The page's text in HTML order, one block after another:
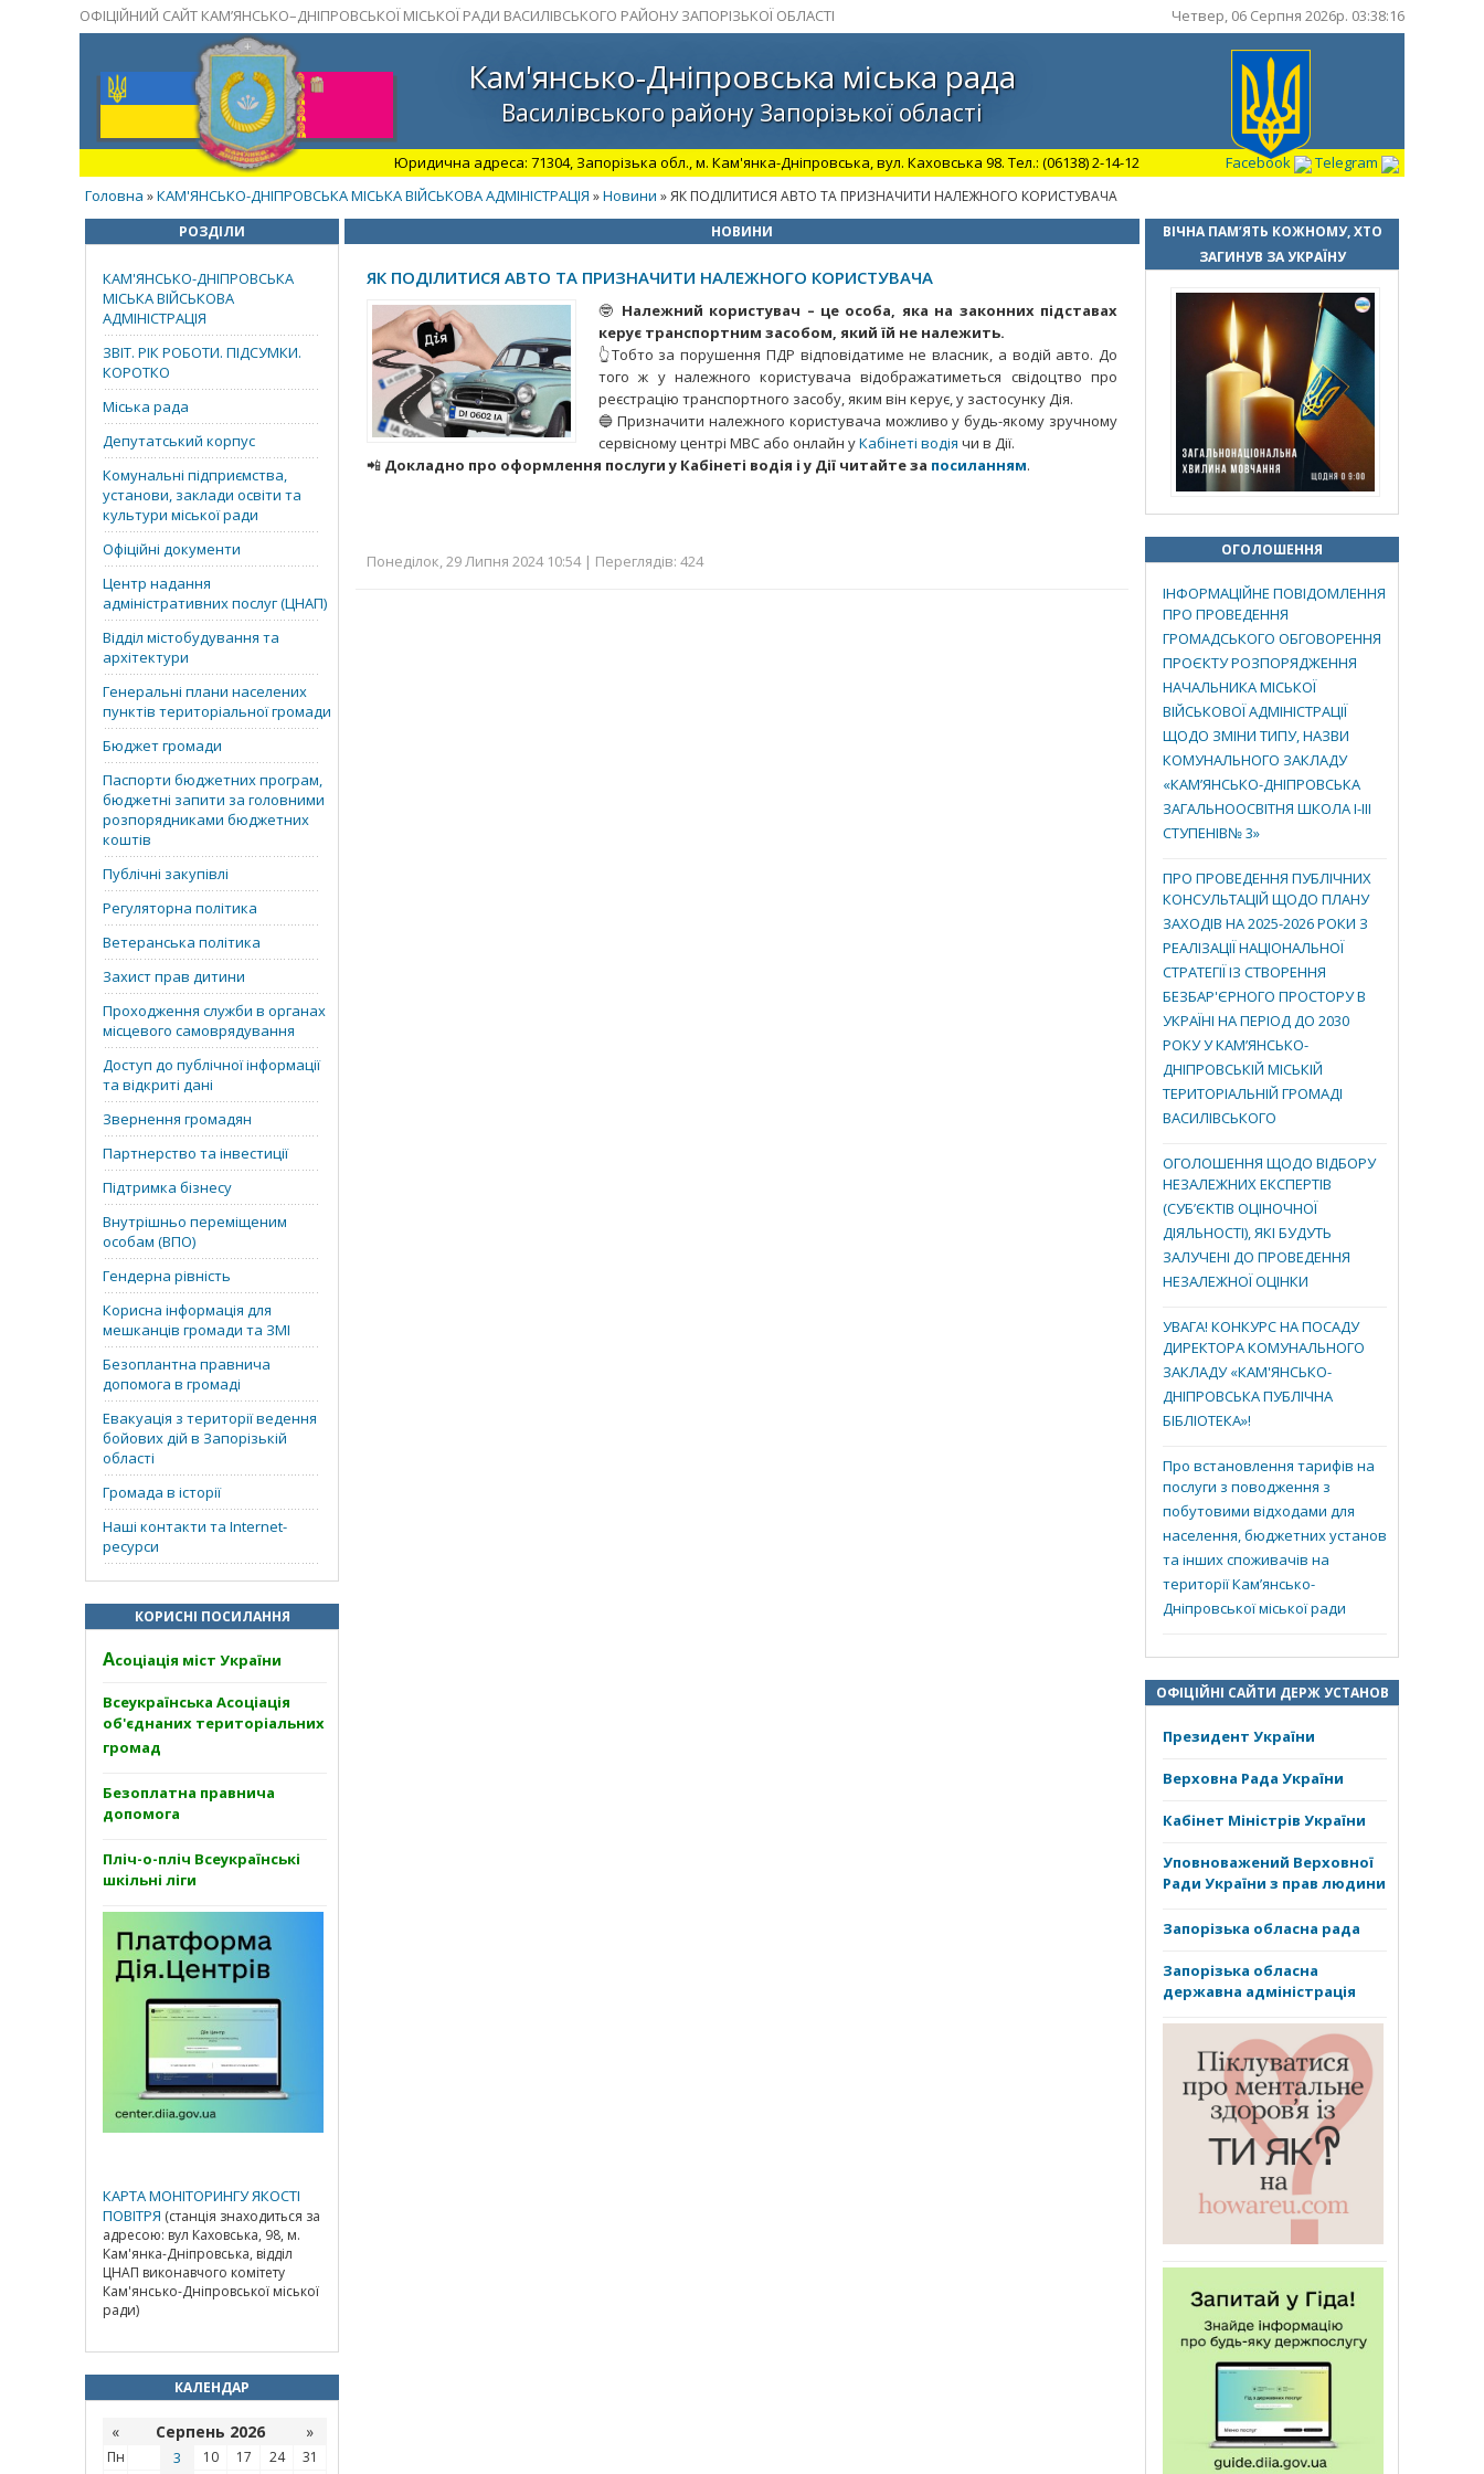
ОФІЦІЙНИЙ САЙТ КАМ’ЯНСЬКО–ДНІПРОВСЬКОЇ МІСЬКОЇ РАДИ ВАСИЛІВСЬКОГО РАЙОНУ ЗАПОРІЗЬКОЇ ОБЛАСТІ Четвер, 06 Серпня 2026р. 03:38:17
Кам'янсько-Дніпровська міська рада
Василівського району Запорізької області
Юридична адреса: 71304, Запорізька обл., м. Кам'янка-Дніпровська, вул. Каховська 98. Тел.: (06138) 2-14-12 Facebook
Telegram
Головна »КАМ'ЯНСЬКО-ДНІПРОВСЬКА МІСЬКА ВІЙСЬКОВА АДМІНІСТРАЦІЯ »Новини » ЯК ПОДІЛИТИСЯ АВТО ТА ПРИЗНАЧИТИ НАЛЕЖНОГО КОРИСТУВАЧА
РОЗДІЛИ
КАМ'ЯНСЬКО-ДНІПРОВСЬКА
МІСЬКА ВІЙСЬКОВА
АДМІНІСТРАЦІЯ
ЗВІТ. РІК РОБОТИ. ПІДСУМКИ.
КОРОТКО
Міська рада
Депутатський корпус
Комунальні підприємства,
установи, заклади освіти та
культури міської ради
Офіційні документи
Центр надання
адміністративних послуг (ЦНАП)
Відділ містобудування та
архітектури
Генеральні плани населених
пунктів територіальної громади
Бюджет громади
Паспорти бюджетних програм,
бюджетні запити за головними
розпорядниками бюджетних
коштів
Публічні закупівлі
Регуляторна політика
Ветеранська політика
Захист прав дитини
Проходження служби в органах
місцевого самоврядування
Доступ до публічної інформації
та відкриті дані
Звернення громадян
Партнерство та інвестиції
Підтримка бізнесу
Внутрішньо переміщеним
особам (ВПО)
Гендерна рівність
Корисна інформація для
мешканців громади та ЗМІ
Безоплантна правнича
допомога в громаді
Евакуація з території ведення
бойових дій в Запорізькій
області
Громада в історії
Наші контакти та Internet-
ресурси
КОРИСНІ ПОСИЛАННЯ
Асоціація міст України
Всеукраїнська Асоціація
об'єднаних територіальних
громад
Безоплатна правнича
допомога
Пліч-о-пліч Всеукраїнські
шкільні ліги
КАРТА МОНІТОРИНГУ ЯКОСТІ
ПОВІТРЯ (станція знаходиться за
адресою: вул Каховська, 98, м.
Кам'янка-Дніпровська, відділ
ЦНАП виконавчого комітету
Кам'янсько-Дніпровської міської
ради)
КАЛЕНДАР
« Серпень 2026 »
Пн 3 10 17 24
31
НОВИНИ
ЯК ПОДІЛИТИСЯ АВТО ТА ПРИЗНАЧИТИ НАЛЕЖНОГО КОРИСТУВАЧА
🤓 Належний користувач – це особа, яка на законних підставах
керує транспортним засобом, який їй не належить.
👆Тобто за порушення ПДР відповідатиме не власник, а водій авто. До
того ж у належного користувача відображатиметься свідоцтво про
реєстрацію транспортного засобу, яким він керує, у застосунку Дія.
🔵 Призначити належного користувача можливо у будь-якому зручному
сервісному центрі МВС або онлайн уКабінеті водія чи в Дії.
📲 Докладно про оформлення послуги у Кабінеті водія і у Дії читайте за посиланням.
Понеділок, 29 Липня 2024 10:54 | Переглядів: 424
ВІЧНА ПАМ’ЯТЬ КОЖНОМУ, ХТО
ЗАГИНУВ ЗА УКРАЇНУ
ОГОЛОШЕННЯ
ІНФОРМАЦІЙНЕ ПОВІДОМЛЕННЯ
ПРО ПРОВЕДЕННЯ
ГРОМАДСЬКОГО ОБГОВОРЕННЯ
ПРОЄКТУ РОЗПОРЯДЖЕННЯ
НАЧАЛЬНИКА МІСЬКОЇ
ВІЙСЬКОВОЇ АДМІНІСТРАЦІЇ
ЩОДО ЗМІНИ ТИПУ, НАЗВИ
КОМУНАЛЬНОГО ЗАКЛАДУ
«КАМ’ЯНСЬКО-ДНІПРОВСЬКА
ЗАГАЛЬНООСВІТНЯ ШКОЛА І-ІІІ
СТУПЕНІВ№ 3»
ПРО ПРОВЕДЕННЯ ПУБЛІЧНИХ
КОНСУЛЬТАЦІЙ ЩОДО ПЛАНУ
ЗАХОДІВ НА 2025-2026 РОКИ З
РЕАЛІЗАЦІЇ НАЦІОНАЛЬНОЇ
СТРАТЕГІЇ ІЗ СТВОРЕННЯ
БЕЗБАР'ЄРНОГО ПРОСТОРУ В
УКРАЇНІ НА ПЕРІОД ДО 2030
РОКУ У КАМ’ЯНСЬКО-
ДНІПРОВСЬКІЙ МІСЬКІЙ
ТЕРИТОРІАЛЬНІЙ ГРОМАДІ
ВАСИЛІВСЬКОГО
ОГОЛОШЕННЯ ЩОДО ВІДБОРУ
НЕЗАЛЕЖНИХ ЕКСПЕРТІВ
(СУБ’ЄКТІВ ОЦІНОЧНОЇ
ДІЯЛЬНОСТІ), ЯКІ БУДУТЬ
ЗАЛУЧЕНІ ДО ПРОВЕДЕННЯ
НЕЗАЛЕЖНОЇ ОЦІНКИ
УВАГА! КОНКУРС НА ПОСАДУ
ДИРЕКТОРА КОМУНАЛЬНОГО
ЗАКЛАДУ «КАМ'ЯНСЬКО-
ДНІПРОВСЬКА ПУБЛІЧНА
БІБЛІОТЕКА»!
Про встановлення тарифів на
послуги з поводження з
побутовими відходами для
населення, бюджетних установ
та інших споживачів на
території Кам’янсько-
Дніпровської міської ради
ОФІЦІЙНІ САЙТИ ДЕРЖ УСТАНОВ
Президент України
Верховна Рада України
Кабінет Міністрів України
Уповноважений Верховної
Ради України з прав людини
Запорізька обласна рада
Запорізька обласна
державна адміністрація